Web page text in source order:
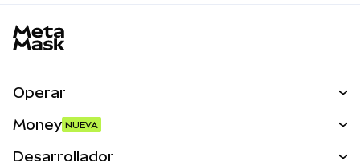
Operar
Money NUEVA
Desarrollador